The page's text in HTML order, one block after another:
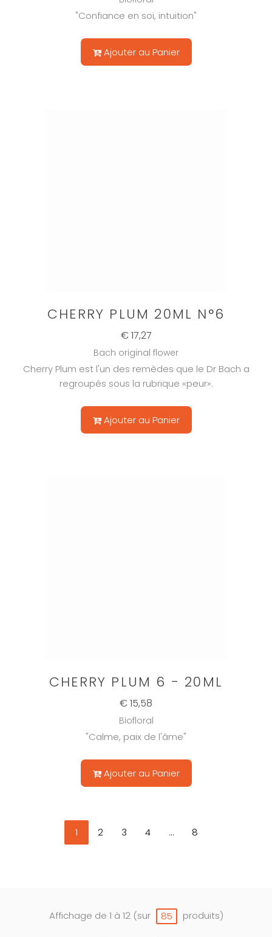
"Confiance en soi, intuition"
Ajouter au Panier
CHERRY PLUM 20ML N°6
€ 17,27
Bach original flower
Cherry Plum est l'un des remèdes que le Dr Bach a
regroupés sous la rubrique «peur».
Ajouter au Panier
CHERRY PLUM 6 - 20ML
€ 15,58
Biofloral
"Calme, paix de l'âme"
Ajouter au Panier
1 2 3 4 ... 8
Affichage de 1 à 12 (sur 85 produits)